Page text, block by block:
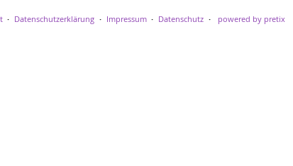
Datenschutzerklärung Impressum Datenschutz powered by pretix